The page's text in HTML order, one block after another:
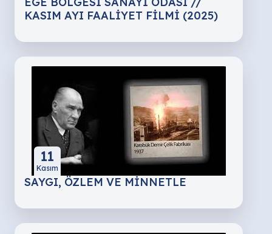
KASIM AYI FAALİYET FİLMİ (2025)
11
Kasım
SAYGI, ÖZLEM VE MİNNETLE